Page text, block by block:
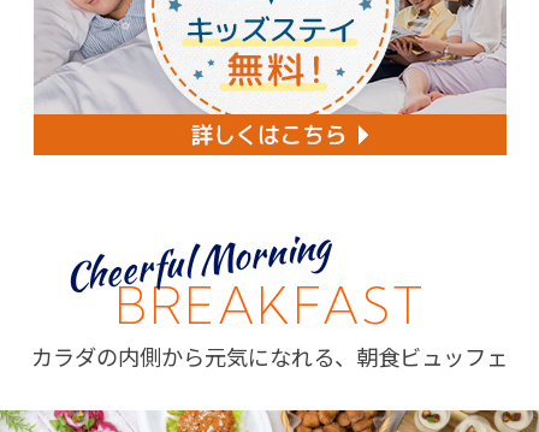
Cheerful Morning
BREAKFAST
カラダの内側から元気になれる、朝食ビュッフェ